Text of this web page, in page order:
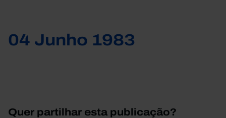
04 Junho 1983
Quer partilhar esta publicação?